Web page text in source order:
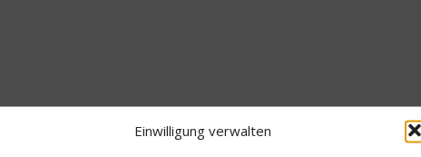
Einwilligung verwalten